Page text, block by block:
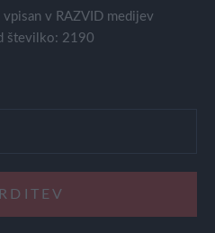
v RAZVID medijev
številko: 2190